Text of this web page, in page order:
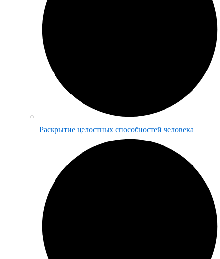
Раскрытие целостных способностей человека